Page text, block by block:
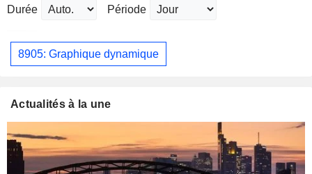
Durée Période
8905: Graphique dynamique
Actualités à la une